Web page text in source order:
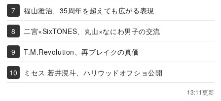
福山雅治、35周年を超えても広がる表現
二宮×SixTONES、丸山×なにわ男子の交流
T.M.Revolution、再ブレイクの真価
ミセス 若井滉斗、ハリウッドオフショ公開
13:11更新